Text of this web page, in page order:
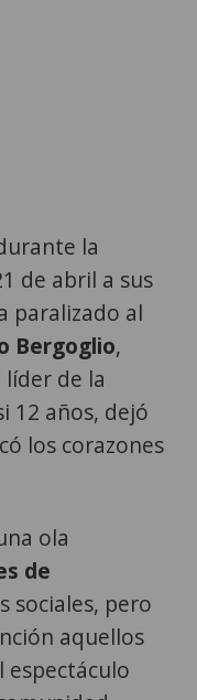
la
de abril a sus
paralizado al
Bergoglio,
de la
12 años, dejó
los corazones
ola
de
sociales, pero
aquellos
espectáculo